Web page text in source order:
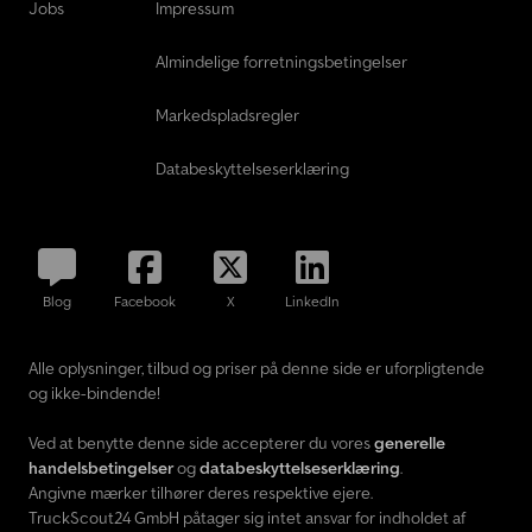
senere). 6-trins manuel gearkasse, ABS med EBD, ESC, ASR, HBA,
gerne et finansierings- eller leasingtilbud. Dcodezcrvnopfx Agyjk
Jobs Impressum
Almindelige forretningsbetingelser
Markedspladsregler
Databeskyttelseserklæring
Blog Facebook X LinkedIn
Alle oplysninger, tilbud og priser på denne side er uforpligtende
og ikke-bindende!
Ved at benytte denne side accepterer du voresgenerelle
handelsbetingelserogdatabeskyttelseserklæring.
Angivne mærker tilhører deres respektive ejere.
TruckScout24 GmbH påtager sig intet ansvar for indholdet af